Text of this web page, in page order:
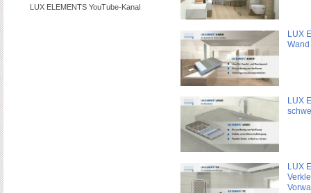
LUX ELEMENTS YouTube-Kanal
LUX
LUX
LUX